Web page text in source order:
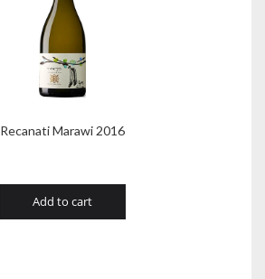
Recanati Marawi 2016
Add to cart